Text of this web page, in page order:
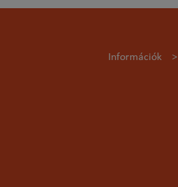
Információk